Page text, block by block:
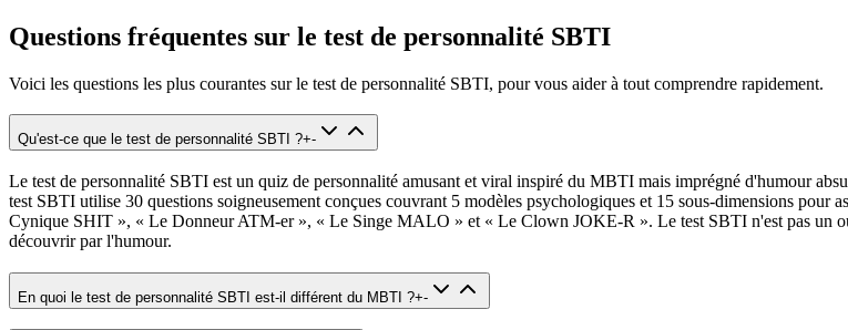
Questions fréquentes sur le test de personnalité SBTI
Voici les questions les plus courantes sur le test de personnalité SBTI, pour vous aider à tout comprendre rapidement.
Qu'est-ce que le test de personnalité SBTI ?+-
Le test de personnalité SBTI est un quiz de personnalité amusant et viral inspiré du MBTI mais imprégné d'humour
test SBTI utilise 30 questions soigneusement conçues couvrant 5 modèles psychologiques et 15 sous-dimensions pour
Cynique SHIT », « Le Donneur ATM-er », « Le Singe MALO » et « Le Clown JOKE-R ». Le test SBTI n'est pas un
découvrir par l'humour.
En quoi le test de personnalité SBTI est-il différent du MBTI ?+-